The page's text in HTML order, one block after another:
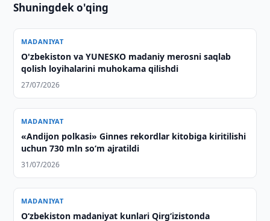
Shuningdek o'qing
MADANIYAT
O'zbekiston va YUNESKO madaniy merosni saqlab
qolish loyihalarini muhokama qilishdi
27/07/2026
MADANIYAT
«Andijon polkasi» Ginnes rekordlar kitobiga kiritilishi
uchun 730 mln so‘m ajratildi
31/07/2026
MADANIYAT
O‘zbekiston madaniyat kunlari Qirg‘izistonda